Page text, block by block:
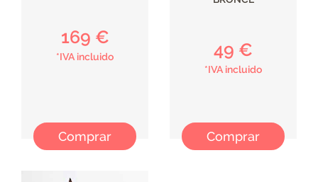
169 €
*IVA incluido
Comprar
49 €
*IVA incluido
Comprar